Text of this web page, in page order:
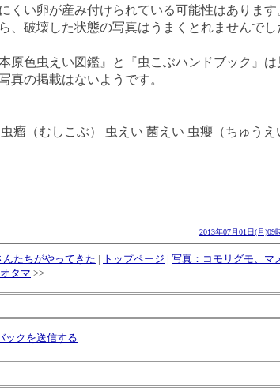
くい卵が産み付けられている可能性はあります
、破壊した状態の写真はうまくとれませんでし
原色虫えい図鑑』と『虫こぶハンドブック』
真の掲載はないようです。
瘤（むしこぶ） 虫えい 菌えい 虫癭（ちゅうえ
2013年07月01日(月)09
たちがやってきた | トップページ | 写真：コモリグモ、マ
タマ >>
ックを送信する